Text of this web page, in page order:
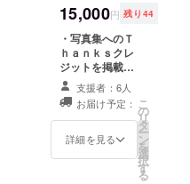
に招待させてい
ただきます(お食
事、お飲み物も
ご用意いたしま
す。) ・パー
ティーについて
は来年の開催に
なります。日時
や詳細が決まり
次第こちらから
15,000円 残り44
・写真集へのＴ
ｈａｎｋｓクレ
ジットを掲載さ
せていただきま
す。 ・サイン付
き写真集をプレ
ゼントさせてい
ただきます。 ・
支援者：6人
お届け予定：
詳細を見る
こ
の
リ
タ
ー
ン
を
選
択
す
る